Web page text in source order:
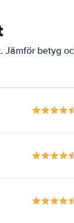
betyg